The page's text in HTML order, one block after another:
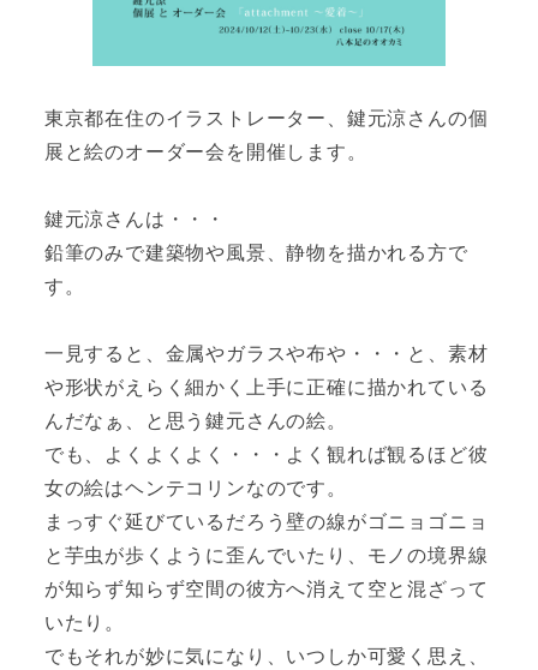
東京都在住のイラストレーター、鍵元涼さんの個
展と絵のオーダー会を開催します。
鍵元涼さんは・・・
鉛筆のみで建築物や風景、静物を描かれる方で
す。
一見すると、金属やガラスや布や・・・と、素材
や形状がえらく細かく上手に正確に描かれている
んだなぁ、と思う鍵元さんの絵。
でも、よくよくよく・・・よく観れば観るほど彼
女の絵はヘンテコリンなのです。
まっすぐ延びているだろう壁の線がゴニョゴニョ
と芋虫が歩くように歪んでいたり、モノの境界線
が知らず知らず空間の彼方へ消えて空と混ざって
いたり。
でもそれが妙に気になり、いつしか可愛く思え、